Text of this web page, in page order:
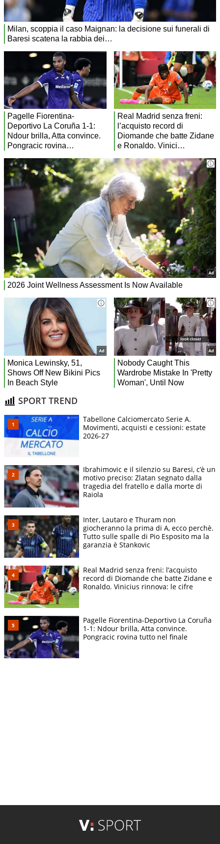
SPORT TREND
Tabellone Calciomercato Serie A.
Movimenti, acquisti e cessioni: estate
2026-27
Ibrahimovic e il silenzio su Baresi, c’è un
motivo preciso: Zlatan segnato dalla
tragedia del fratello e dalla morte di
Raiola
Inter, Lautaro e Thuram non
giocheranno la prima di A, ecco perchè.
Tutto sulle spalle di Pio Esposito ma la
garanzia è Stankovic
Real Madrid senza freni: l’acquisto
record di Diomande che batte Zidane e
Ronaldo. Vinicius rinnova: le cifre
Pagelle Fiorentina-Deportivo La Coruña
1-1: Ndour brilla, Atta convince.
Pongracic rovina tutto nel finale